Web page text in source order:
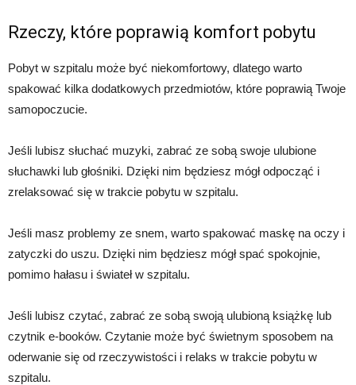
Rzeczy, które poprawią komfort pobytu
Pobyt w szpitalu może być niekomfortowy, dlatego warto
spakować kilka dodatkowych przedmiotów, które poprawią Twoje
samopoczucie.
Jeśli lubisz słuchać muzyki, zabrać ze sobą swoje ulubione
słuchawki lub głośniki. Dzięki nim będziesz mógł odpocząć i
zrelaksować się w trakcie pobytu w szpitalu.
Jeśli masz problemy ze snem, warto spakować maskę na oczy i
zatyczki do uszu. Dzięki nim będziesz mógł spać spokojnie,
pomimo hałasu i świateł w szpitalu.
Jeśli lubisz czytać, zabrać ze sobą swoją ulubioną książkę lub
czytnik e-booków. Czytanie może być świetnym sposobem na
oderwanie się od rzeczywistości i relaks w trakcie pobytu w
szpitalu.